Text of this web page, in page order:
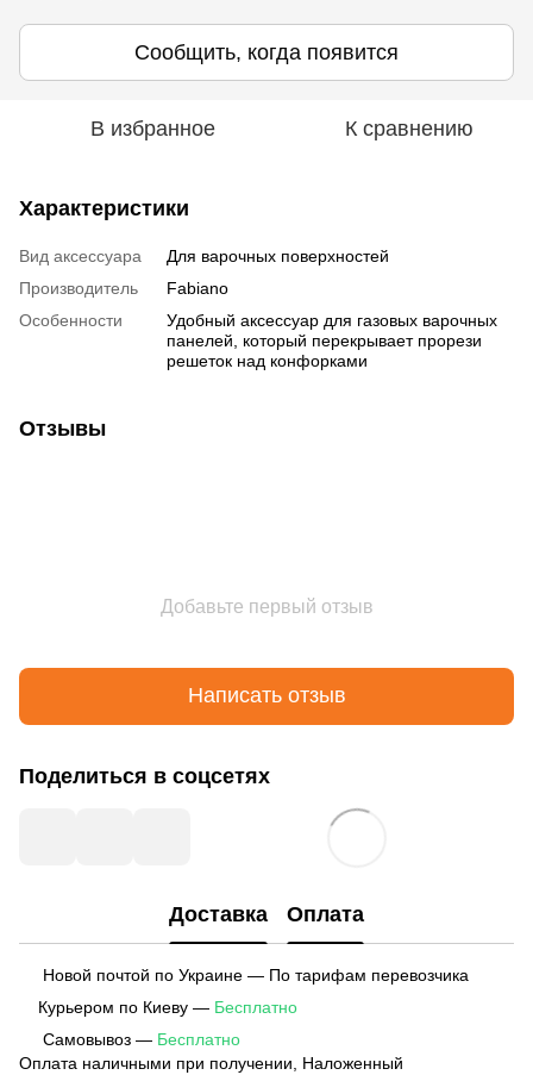
Сообщить, когда появится
В избранное К сравнению
Характеристики
Вид аксессуара
Для варочных поверхностей
Производитель
Fabiano
Особенности
Удобный аксессуар для газовых варочных
панелей, который перекрывает прорези
решеток над конфорками
Отзывы
Добавьте первый отзыв
Написать отзыв
Поделиться в соцсетях
Доставка Оплата
Новой почтой по Украине — По тарифам перевозчика
Курьером по Киеву — Бесплатно
Самовывоз — Бесплатно
Оплата наличными при получении, Наложенный